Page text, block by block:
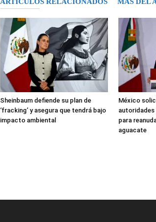
Sheinbaum defiende su plan de
‘fracking’ y asegura que tendrá bajo
impacto ambiental
México
autoridades
para
aguacate